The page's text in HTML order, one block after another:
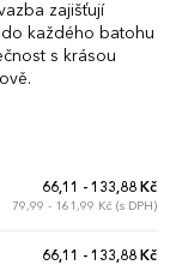
zajišťují
každého batohu
s krásou
66,11 - 133,88 Kč
79,99 - 161,99 Kč (s DPH)
66,11 - 133,88 Kč